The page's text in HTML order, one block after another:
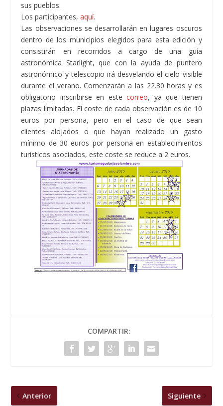
sus pueblos.
Los participantes,aquí.
Las observaciones se desarrollarán en lugares oscuros
dentro de los municipios elegidos para esta edición y
consistirán en recorridos a cargo de una guía
astronómica Starlight, que con la ayuda de puntero
astronómico y telescopio irá desvelando el cielo visible
durante el verano. Comenzarán a las 22.30 horas y es
obligatorio inscribirse en estecorreo, ya que tienen
plazas limitadas. El coste de cada observación es de 10
euros por persona, pero en el caso de que sean
clientes alojados o que hayan realizado un gasto
mínimo de 30 euros por persona en establecimientos
turísticos asociados, este coste se reduce a 2 euros.
COMPARTIR:
Anterior Siguiente